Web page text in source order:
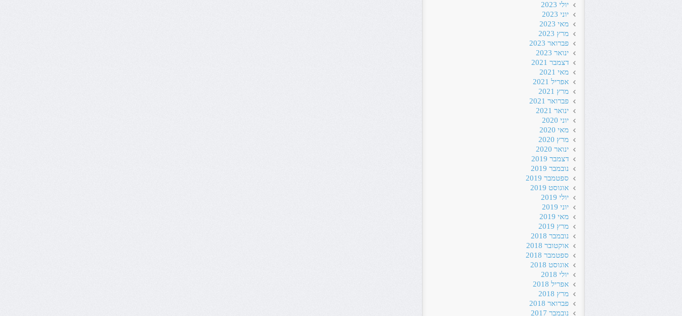
יולי 2023
יוני 2023
מאי 2023
מרץ 2023
פברואר 2023
ינואר 2023
דצמבר 2021
מאי 2021
אפריל 2021
מרץ 2021
פברואר 2021
ינואר 2021
יוני 2020
מאי 2020
מרץ 2020
ינואר 2020
דצמבר 2019
נובמבר 2019
ספטמבר 2019
אוגוסט 2019
יולי 2019
יוני 2019
מאי 2019
מרץ 2019
נובמבר 2018
אוקטובר 2018
ספטמבר 2018
אוגוסט 2018
יולי 2018
אפריל 2018
מרץ 2018
פברואר 2018
נובמבר 2017